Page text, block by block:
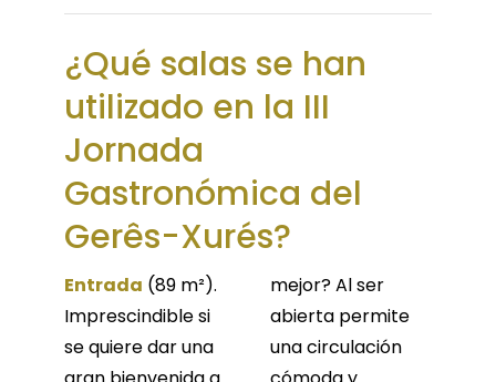
¿Qué salas se han
utilizado en la III
Jornada
Gastronómica del
Gerês-Xurés?
Entrada (89 m²).
Imprescindible si
se quiere dar una
mejor? Al ser
abierta permite
una circulación